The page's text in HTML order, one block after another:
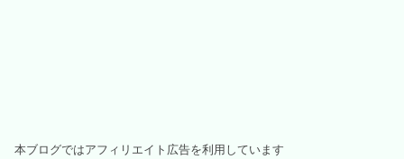
本ブログではアフィリエイト広告を利用しています